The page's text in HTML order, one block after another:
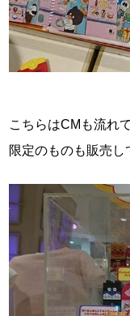
こちらはCMも流れ
限定のものも販売し